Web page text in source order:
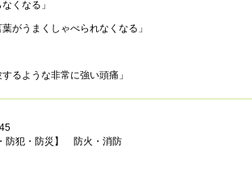
くなる」
がうまくしゃべられなくなる」
るような非常に強い頭痛」
防犯・防災】 防火・消防